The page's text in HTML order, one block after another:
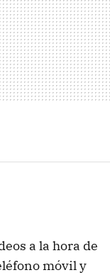
a la hora de
móvil y